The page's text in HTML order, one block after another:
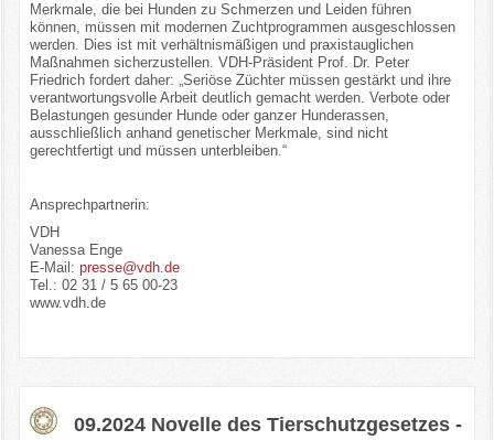
Merkmale, die bei Hunden zu Schmerzen und Leiden führen
können, müssen mit modernen Zuchtprogrammen ausgeschlossen
werden. Dies ist mit verhältnismäßigen und praxistauglichen
Maßnahmen sicherzustellen. VDH-Präsident Prof. Dr. Peter
Friedrich fordert daher: „Seriöse Züchter müssen gestärkt und ihre
verantwortungsvolle Arbeit deutlich gemacht werden. Verbote oder
Belastungen gesunder Hunde oder ganzer Hunderassen,
ausschließlich anhand genetischer Merkmale, sind nicht
gerechtfertigt und müssen unterbleiben.“
Ansprechpartnerin:
VDH
Vanessa Enge
E-Mail: presse@vdh.de
Tel.: 02 31 / 5 65 00-23
www.vdh.de
09.2024 Novelle des Tierschutzgesetzes -